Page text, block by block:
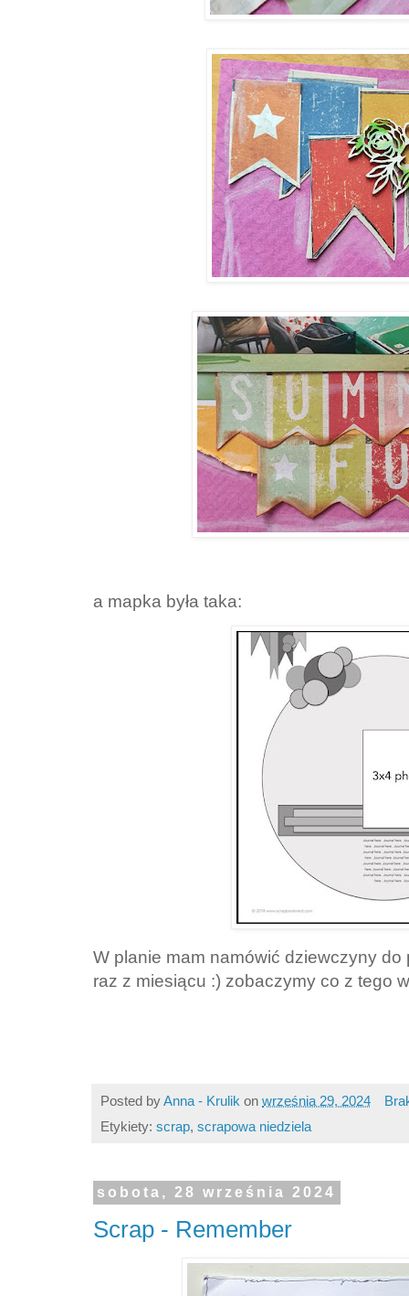
a mapka była taka:
W planie mam namówić dziewczyny
raz z miesiącu :) zobaczymy co z tego
Posted byAnna - Krulik on września 29, 2024
Etykiety: scrap, scrapowa niedziela
sobota, 28 września 2024
Scrap - Remember